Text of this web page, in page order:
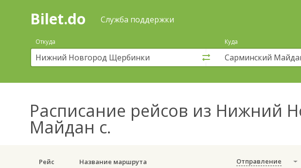
Поиск
покупка
билетов
автобус
онлайн
Bilet.do Служба поддержки
Откуда Куда
Расписание рейсов из Нижний
Майдан с.
Рейс Название маршрута Отправление